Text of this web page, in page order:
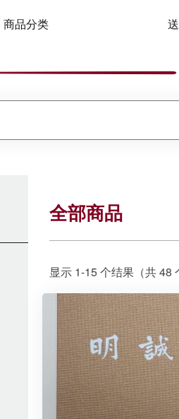
商品分类
全部商品
显示 1-15 个结果（共 48